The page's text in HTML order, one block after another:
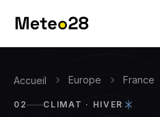
Accueil Europe France
02 CLIMAT · HIVER